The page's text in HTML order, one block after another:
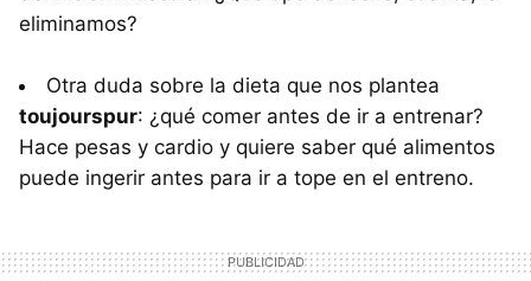
eliminamos?
Otra duda sobre la dieta que nos plantea
toujourspur: ¿qué comer antes de ir a entrenar?
Hace pesas y cardio y quiere saber qué alimentos
puede ingerir antes para ir a tope en el entreno.